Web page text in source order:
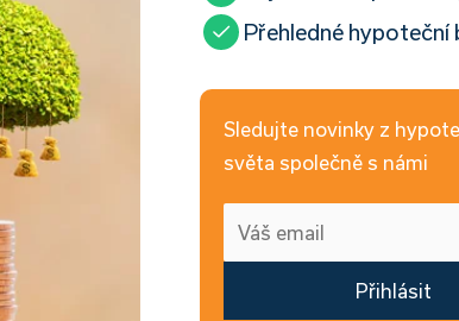
Přehledné hypoteční
Sledujte novinky z
světa společně s námi
Přihlásit